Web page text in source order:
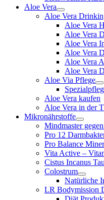
Aloe Vera
Aloe Vera
Aloe Vera
Aloe Vera
Aloe Vera
Aloe Vera
Aloe Vera
Aloe Vera
Aloe Via Pflege
Aloe Vera kaufen
Aloe Vera in der
Mikronährstoffe
Mindmaster
Pro 12
Pro Balance
Vita Active –
Cistus Incanus
Colostrum
Natürliche
LR Bodymission